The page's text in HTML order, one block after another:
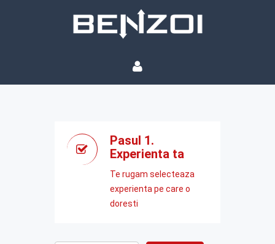
Pasul 1.
Experienta ta
Te rugam selecteaza
experienta pe care o
doresti